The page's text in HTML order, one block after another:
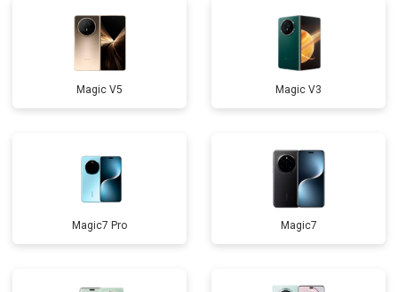
Magic V5 Magic V3
Magic7 Pro Magic7